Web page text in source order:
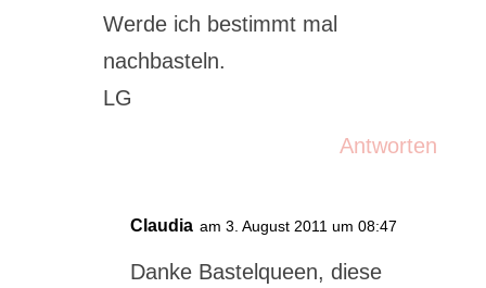
Werde ich bestimmt mal
nachbasteln.
LG
Antworten
Claudia am 3. August 2011 um 08:47
Danke Bastelqueen, diese